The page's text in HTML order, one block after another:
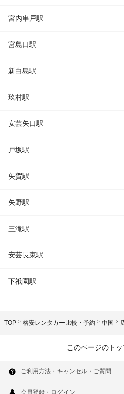
宮内串戸駅
宮島口駅
新白島駅
玖村駅
安芸矢口駅
戸坂駅
矢賀駅
矢野駅
三滝駅
安芸長束駅
下祇園駅
TOP 格安レンタカー比較・予約 中国
このページのト